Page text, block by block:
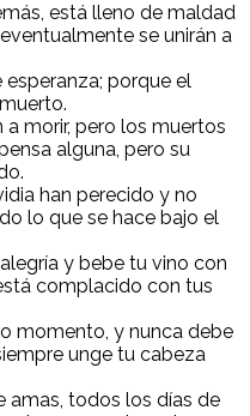
está lleno de maldad
se unirán a
esperanza; porque el
morir, pero los muertos
alguna, pero su
han perecido y no
lo que se hace bajo el
y bebe tu vino con
complacido con tus
momento, y nunca debe
unge tu cabeza
amas, todos los días de